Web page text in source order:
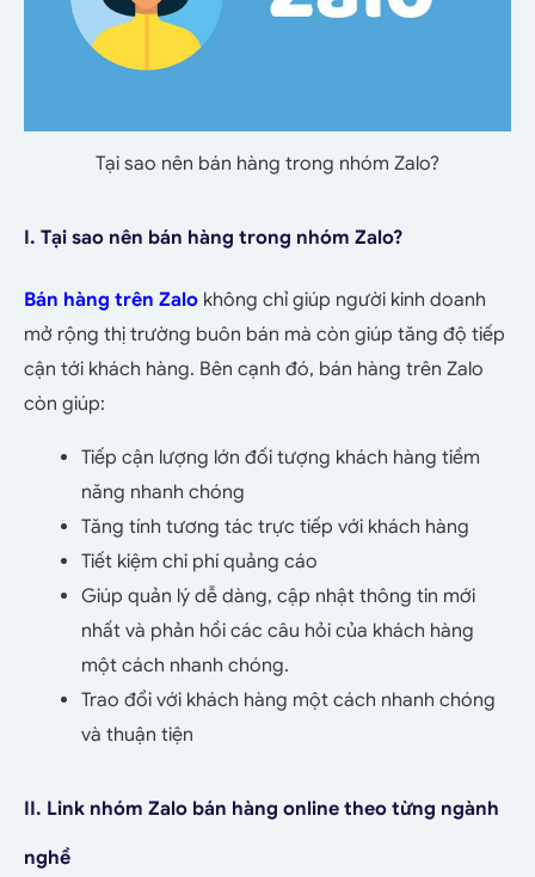
Tại sao nên bán hàng trong nhóm Zalo?
I. Tại sao nên bán hàng trong nhóm Zalo?
Bán hàng trên Zalo không chỉ giúp người kinh doanh
mở rộng thị trường buôn bán mà còn giúp tăng độ tiếp
cận tới khách hàng. Bên cạnh đó, bán hàng trên Zalo
còn giúp:
Tiếp cận lượng lớn đối tượng khách hàng tiềm
năng nhanh chóng
Tăng tính tương tác trực tiếp với khách hàng
Tiết kiệm chi phí quảng cáo
Giúp quản lý dễ dàng, cập nhật thông tin mới
nhất và phản hồi các câu hỏi của khách hàng
một cách nhanh chóng.
Trao đổi với khách hàng một cách nhanh chóng
và thuận tiện
II. Link nhóm Zalo bán hàng online theo từng ngành
nghề